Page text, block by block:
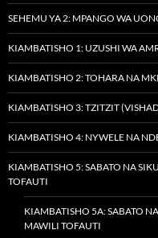
SEHEMU YA 2: MPANGO WA
KIAMBATISHO 1: UZUSHI WA
KIAMBATISHO 2: TOHARA NA
KIAMBATISHO 3: TZITZIT
KIAMBATISHO 4: NYWELE NA
KIAMBATISHO 5: SABATO NA
TOFAUTI
KIAMBATISHO 5A: SABATO
MAWILI TOFAUTI